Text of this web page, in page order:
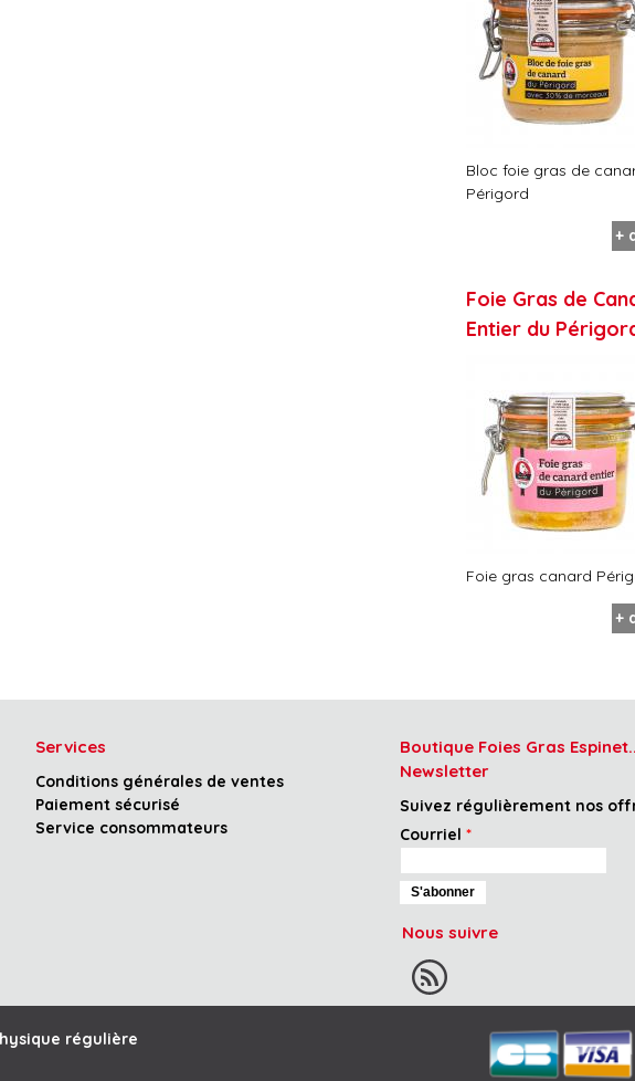
Bloc foie gras de
Périgord
+
Foie Gras de
Entier du
Foie gras canard
+
Services
Conditions générales de ventes
Paiement sécurisé
Service consommateurs
Boutique Foies Gras
Newsletter
Suivez régulièrement nos
Courriel *
Nous suivre
régulière